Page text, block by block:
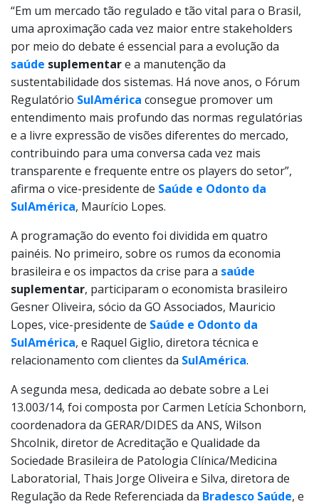
“Em um mercado tão regulado e tão vital para o Brasil,
uma aproximação cada vez maior entre stakeholders
por meio do debate é essencial para a evolução da
saúde suplementare a manutenção da
sustentabilidade dos sistemas. Há nove anos, o Fórum
Regulatório SulAmérica consegue promover um
entendimento mais profundo das normas regulatórias
e a livre expressão de visões diferentes do mercado,
contribuindo para uma conversa cada vez mais
transparente e frequente entre os players do setor”,
afirma o vice-presidente de Saúde e Odonto da
SulAmérica, Maurício Lopes.
A programação do evento foi dividida em quatro
painéis. No primeiro, sobre os rumos da economia
brasileira e os impactos da crise para a saúde
suplementar, participaram o economista brasileiro
Gesner Oliveira, sócio da GO Associados, Mauricio
Lopes, vice-presidente de Saúde e Odonto da
SulAmérica, e Raquel Giglio, diretora técnica e
relacionamento com clientes da SulAmérica.
A segunda mesa, dedicada ao debate sobre a Lei
13.003/14, foi composta por Carmen Letícia Schonborn,
coordenadora da GERAR/DIDES da ANS, Wilson
Shcolnik, diretor de Acreditação e Qualidade da
Sociedade Brasileira de Patologia Clínica/Medicina
Laboratorial, Thais Jorge Oliveira e Silva, diretora de
Regulação da Rede Referenciada da Bradesco Saúde, e